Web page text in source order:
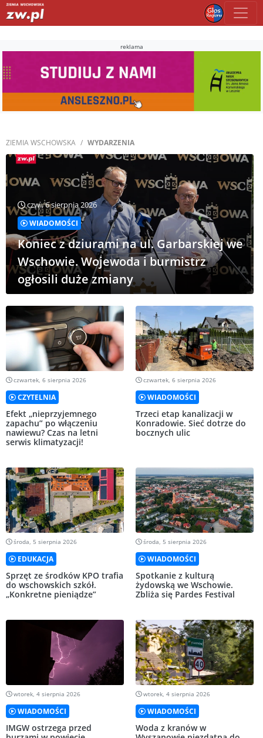
reklama
ZIEMIA WSCHOWSKA WYDARZENIA
czw., 6 sierpnia 2026
WIADOMOŚCI
Koniec z dziurami na ul. Garbarskiej we
Wschowie. Wojewoda i burmistrz
ogłosili duże zmiany
czwartek, 6 sierpnia 2026
CZYTELNIA
Efekt „nieprzyjemnego
zapachu” po włączeniu
nawiewu? Czas na letni
serwis klimatyzacji!
czwartek, 6 sierpnia 2026
WIADOMOŚCI
Trzeci etap kanalizacji w
Konradowie. Sieć dotrze do
bocznych ulic
środa, 5 sierpnia 2026
EDUKACJA
Sprzęt ze środków KPO trafia
do wschowskich szkół.
„Konkretne pieniądze”
środa, 5 sierpnia 2026
WIADOMOŚCI
Spotkanie z kulturą
żydowską we Wschowie.
Zbliża się Pardes Festival
wtorek, 4 sierpnia 2026
WIADOMOŚCI
IMGW ostrzega przed
wtorek, 4 sierpnia 2026
WIADOMOŚCI
Woda z kranów w